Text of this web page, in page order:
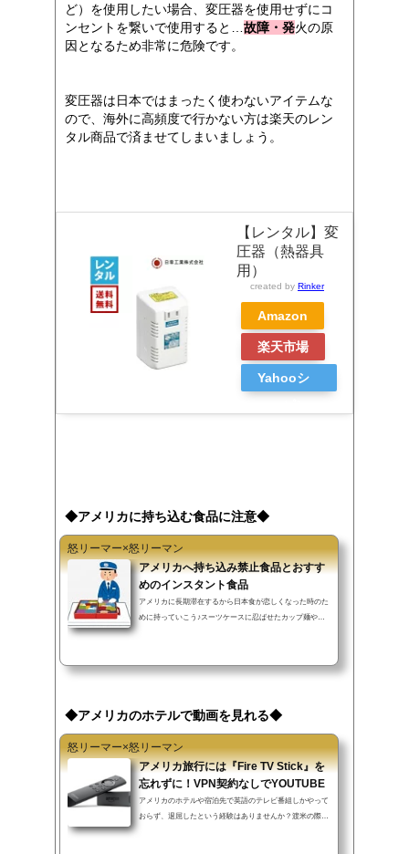
ど）を使用したい場合、変圧器を使用せずにコ
ンセントを繋いで使用すると… 故障・発火の原
因となるため非常に危険です。
変圧器は日本ではまったく使わないアイテムな
ので、海外に高頻度で行かない方は楽天のレン
タル商品で済ませてしまいましょう。
【レンタル】変
圧器（熱器具
用）
created by Rinker
Amazon
楽天市場
Yahooシ
◆アメリカに持ち込む食品に注意◆
怒リーマー×怒リーマン
アメリカへ持ち込み禁止食品とおすす
めのインスタント食品
アメリカに長期滞在するから日本食が恋しくなった時のた
めに持っていこう♪スーツケースに忍ばせたカップ麺やふ
を支払う羽目に…orzバレずに持ち込めたという体験談も
しになってしまいます。※ 申告さえしていれば罰金などの
す。この記事ではアメリカに持ち込...
◆アメリカのホテルで動画を見れる◆
怒リーマー×怒リーマン
アメリカ旅行には『Fire TV Stick』を
忘れずに！VPN契約なしでYOUTUBE
アメリカのホテルや宿泊先で英語のテレビ番組しかやって
おらず、退屈したという経験はありませんか？渡米の際に